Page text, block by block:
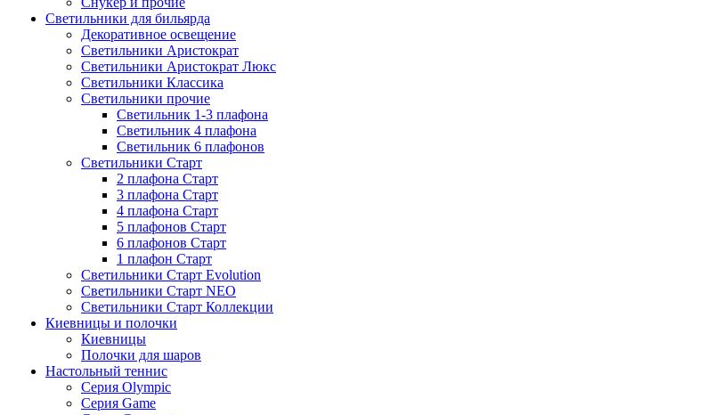
Светильники для бильярда
Декоративное освещение
Светильники Аристократ
Светильники Аристократ Люкс
Светильники Классика
Светильники прочие
Светильник 1-3 плафона
Светильник 4 плафона
Светильник 6 плафонов
Светильники Старт
2 плафона Старт
3 плафона Старт
4 плафона Старт
5 плафонов Старт
6 плафонов Старт
1 плафон Старт
Светильники Старт Evolution
Светильники Старт NEO
Светильники Старт Коллекции
Киевницы и полочки
Киевницы
Полочки для шаров
Настольный теннис
Серия Olympic
Серия Game